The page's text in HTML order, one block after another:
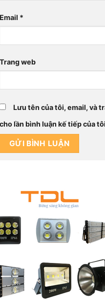
Email *
Trang web
Lưu tên của tôi, email, và
cho lần bình luận kế tiếp của